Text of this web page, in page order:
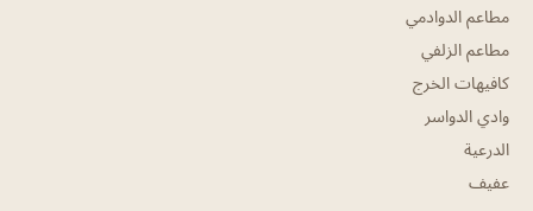
مطاعم الدوادمي
مطاعم الزلفي
كافيهات الخرج
وادي الدواسر
الدرعية
عفيف